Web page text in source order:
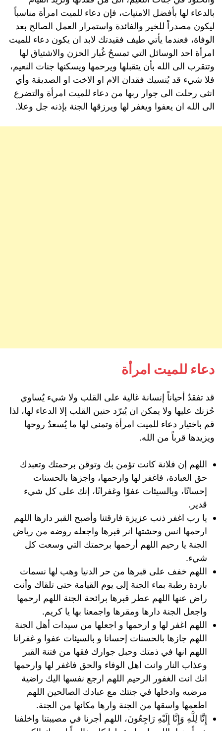
بالدعاء لها بأفضل الامنيات، فإن دعاء للميت امرأة مناسباً
ليكون مصدراً للخير والفائدة واستمرار العمل الصالح بعد
الوفاة، فعندما يأتي طيف فقيدتك لابد ان يكون دعاء للميت
امرأة احد الوسائل التي تمسحُ غُبار الحزن والاشتياق لها
وتتقرب الى الله بأن يتقبلها ويرحمها ويسكنها جنات النعيم،
فلا شيء قد يُنسيك فقدان الام او الاخت او الصديقة وأي
انثى رحلت الى جوار ربها من دعاء للميت امرأة والتضرع
الى الله ان يعفوا ويغفر لها ويرزقها الجنة بإذنه جل وعلا.
دعاء للميت امرأة
قد تفقدُ أحياناً إنسانة غالية على القلب ولا شيء يُساوي
حُزنك عليها ولا يمكن ان يُبرّد حنين القلب إلا الدعاء لها، لذا
قم باختيار دعاء للميت امرأة وتمنى لها ما يُسعدُ روحها
ويزيدها قرباً من الله.
اللهم إن فلانة كانت تؤمن بك وتوقن برحمتك وتعبدك
حق العبادة، فاغفر لها وارحمها، واجزها بالحسنات
إحسانًا، وبالسيئات عفوًا وغفرانًا، إنك على كل شيء
قدير.
يا رب اغفر ذنب عزيزة فارقتنا وأصبح القبر دارها اللهم
ارحمها انس وحشتها انر قبرها واجعله روضه من رياض
الجنة يا رحيم اللهم أرحمها برحمتك التي وسعت كل
شيء.
اللهم خفف على قبرها من حر الدنيا وهب لها نسمات
باردة رطبة بماء الجنة إلى يوم القيامة حتى تلقاك وأنت
راض عنها اللهم عطر قبرها برائحة الجنة اللهم ارحمها
واجعل الجنة دارها ومقرها واجمعنا بها يا كريم.
اللهم اغفر لها و ارحمها و اجعلها من سيدات أهل الجنة
اللهم جازها بالحسنات إحسانا و بالسيئات عفوا و غفرانا
اللهم انها في ذمتك وحبل جوارك فقها من فتنة القبر
وعذاب النار وانت اهل الوفاء والحق فاغفر لها وارحمها
انك انت الغفور الرحيم اللهم ارجع نفسها اليك راضية
مرضيه وادخلها في جنتك مع عبادك الصالحين اللهم
اطعمها واسقها من الجنة وارها مكانها من الجنة.
إِنَّا لِلَّهِ وَإِنَّا إِلَيْهِ رَاجِعُونَ، اللهم أجرنا في مصيبتنا واخلفنا